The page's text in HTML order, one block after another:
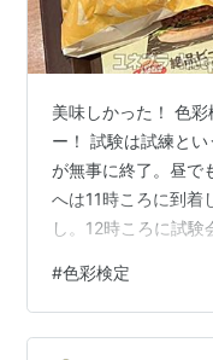
美味しかった！ 色
ー！ 試験は試練と
が無事に終了。昼で
へは11時ころに到着
し。12時ころに試験
30分にフィニッシュ
いたのでロッテリア
くいただきました！
#色彩検定